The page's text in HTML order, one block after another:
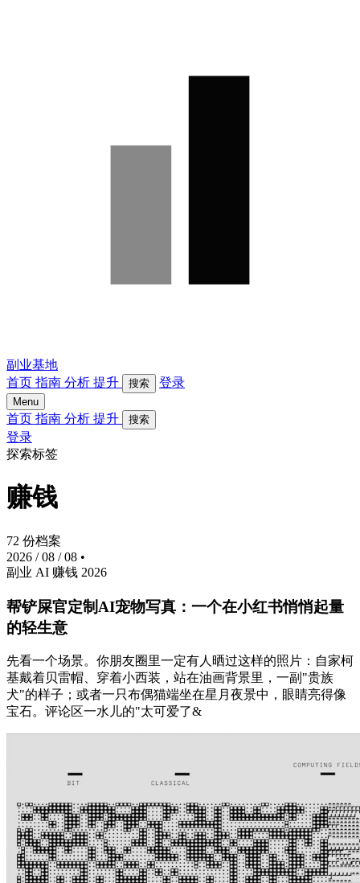
副业基地
首页 指南 分析 提升 搜索 登录
Menu
首页 指南 分析 提升 搜索
登录
探索标签
赚钱
72 份档案
2026 / 08 / 08 •
副业 AI 赚钱 2026
帮铲屎官定制AI宠物写真：一个在小红书悄悄起量
的轻生意
先看一个场景。你朋友圈里一定有人晒过这样的照片：自家柯
基戴着贝雷帽、穿着小西装，站在油画背景里，一副"贵族
犬"的样子；或者一只布偶猫端坐在星月夜景中，眼睛亮得像
宝石。评论区一水儿的"太可爱了&